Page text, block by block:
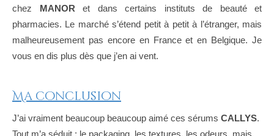
chez MANOR et dans certains instituts de beauté et
pharmacies. Le marché s’étend petit à petit à l’étranger, mais
malheureusement pas encore en France et en Belgique. Je
vous en dis plus dès que j’en ai vent.
Ma conclusion
J’ai vraiment beaucoup beaucoup aimé ces sérums CALLYS.
Tout m’a séduit : le packaging, les textures, les odeurs, mais